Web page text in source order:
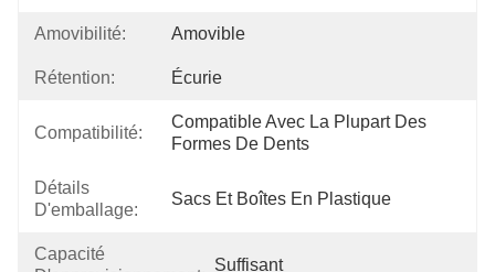
Amovibilité: Amovible
Rétention: Écurie
Compatibilité:
Compatible Avec La Plupart Des
Formes De Dents
Détails
D'emballage:
Sacs Et Boîtes En Plastique
Capacité
Suffisant